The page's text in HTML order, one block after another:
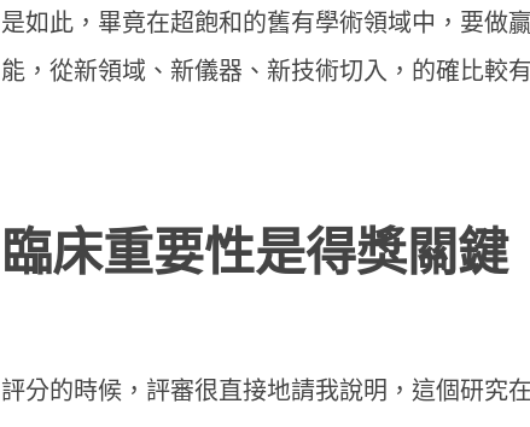
是如此，畢竟在超飽和的舊有學術領域中，要做
能，從新領域、新儀器、新技術切入，的確比較有
臨床重要性是得獎關鍵
評分的時候，評審很直接地請我說明，這個研究